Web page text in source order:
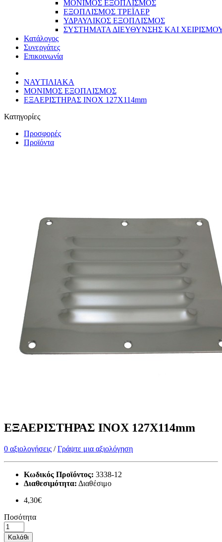
ΜΟΝΙΜΟΣ ΕΞΟΠΛΙΣΜΟΣ
ΕΞΟΠΛΙΣΜΟΣ ΤΡΕΪΛΕΡ
ΥΔΡΑΥΛΙΚΟΣ ΕΞΟΠΛΙΣΜΟΣ
ΣΥΣΤΗΜΑΤΑ ΔΙΕΥΘΥΝΣΗΣ ΚΑΙ
Κατάλογος
Συνεργάτες
Επικοινωνία
ΝΑΥΤΙΛΙΑΚΑ
ΜΟΝΙΜΟΣ ΕΞΟΠΛΙΣΜΟΣ
ΕΞΑΕΡΙΣΤΗΡΑΣ ΙΝΟΧ 127Χ114mm
Κατηγορίες
Προσφορές
Προϊόντα
ΕΞΑΕΡΙΣΤΗΡΑΣ ΙΝΟΧ 127Χ114mm
0 αξιολογήσεις /Γράψτε μια αξιολόγηση
Κωδικός Προϊόντος: 3338-12
Διαθεσιμότητα: Διαθέσιμο
4,30€
Ποσότητα
Καλάθι